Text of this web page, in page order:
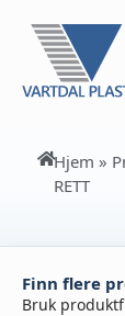
Hjem »
RETT
Finn flere
Bruk